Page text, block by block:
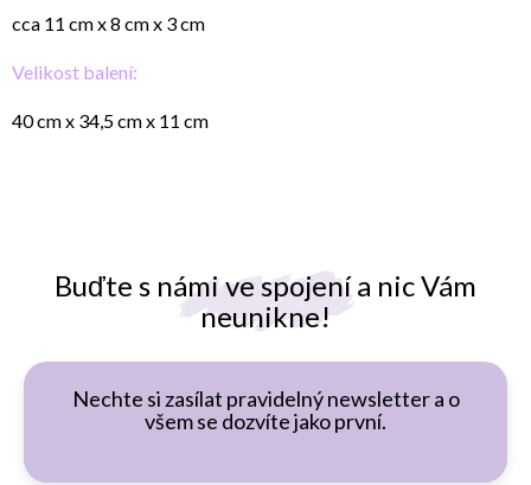
Buďte s námi ve spojení a nic Vám
neunikne!
Nechte si zasílat pravidelný newsletter a o
všem se dozvíte jako první.
cca 11 cm x 8 cm x 3 cm
Velikost balení:
40 cm x 34,5 cm x 11 cm